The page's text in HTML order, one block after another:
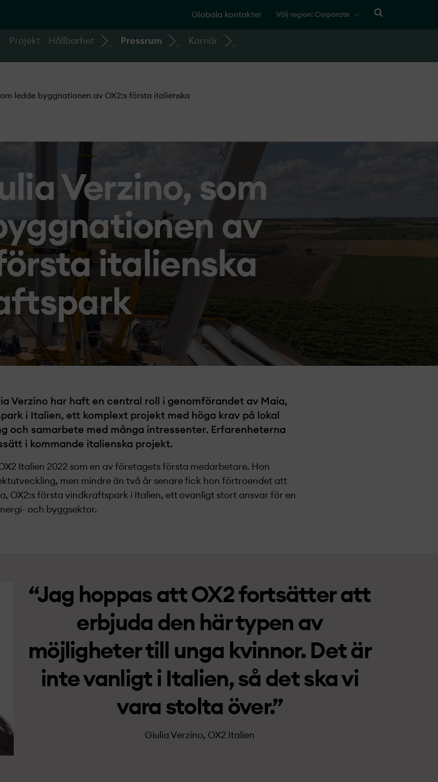
Globala kontakter Välj region: Corporate
Projekt Hållbarhet Pressrum Karriär
ledde byggnationen av OX2:s första italienska
Verzino, som
av
italienska
Verzino har haft en central roll i genomförandet av Maia,
i Italien, ett komplext projekt­ med höga krav på lokal
och samarbete med många intressenter. Erfarenheterna
i kommande italienska projekt­.
Italien 2022 som en av företagets första medarbetare. Hon
men mindre än två år senare fick hon förtroendet att
OX2:s första vindkraftspark i Italien, ett ovanligt stort ansvar för en
och byggsektor.
“Jag hoppas att OX2 fortsätter att
erbjuda den här typen av
möjligheter till unga kvinnor. Det är
inte vanligt i Italien, så det ska vi
vara stolta över.”
Giulia Verzino, OX2 Italien